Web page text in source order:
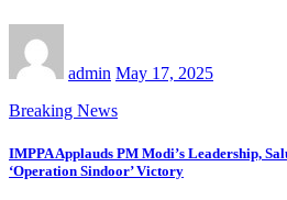
admin May 17, 2025
Breaking News
IMPPA Applauds PM Modi’s Leadership,
‘Operation Sindoor’ Victory